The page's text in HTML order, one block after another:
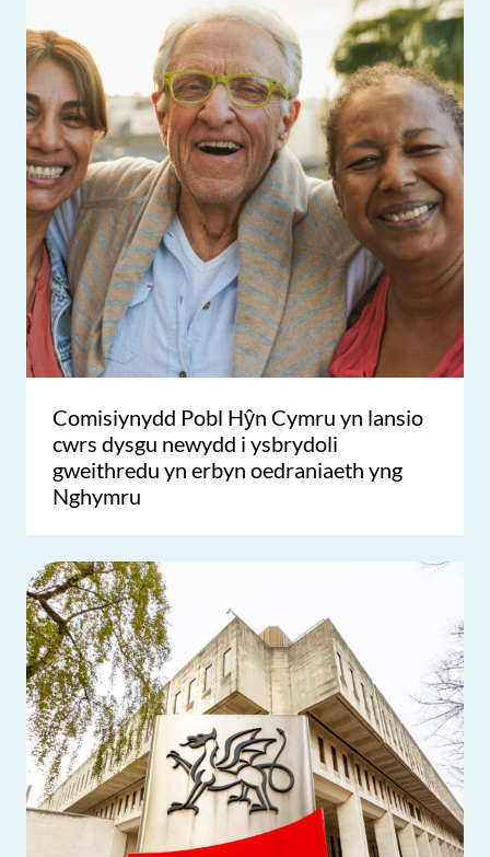
Comisiynydd Pobl Hŷn Cymru yn lansio
cwrs dysgu newydd i ysbrydoli
gweithredu yn erbyn oedraniaeth yng
Nghymru